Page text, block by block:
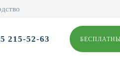
215-52-63